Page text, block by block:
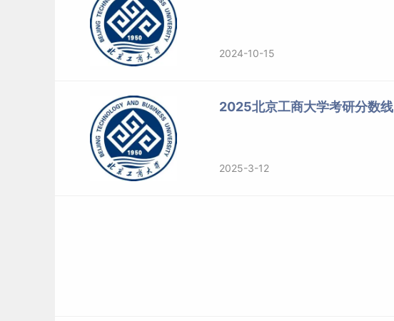
2024-10-15
2025北京工商大学考研分数线
2025-3-12